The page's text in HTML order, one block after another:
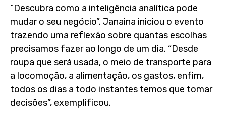
“Descubra como a inteligência analítica pode
mudar o seu negócio”. Janaina iniciou o evento
trazendo uma reflexão sobre quantas escolhas
precisamos fazer ao longo de um dia. “Desde
roupa que será usada, o meio de transporte para
a locomoção, a alimentação, os gastos, enfim,
todos os dias a todo instantes temos que tomar
decisões”, exemplificou.